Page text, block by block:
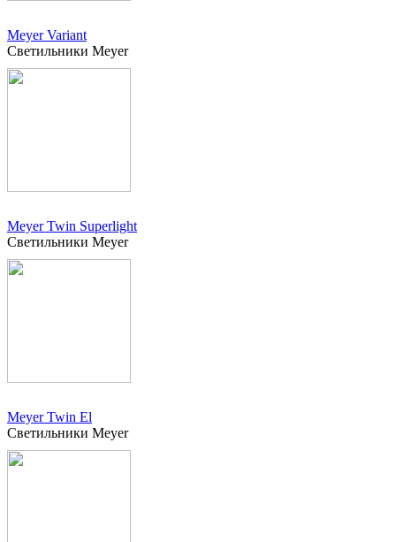
Meyer Variant
Светильники Meyer
Meyer Twin Superlight
Светильники Meyer
Meyer Twin El
Светильники Meyer